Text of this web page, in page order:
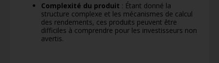
Complexité du produit : Étant donné la
structure complexe et les mécanismes de calcul
des rendements, ces produits peuvent être
difficiles à comprendre pour les investisseurs non
avertis.